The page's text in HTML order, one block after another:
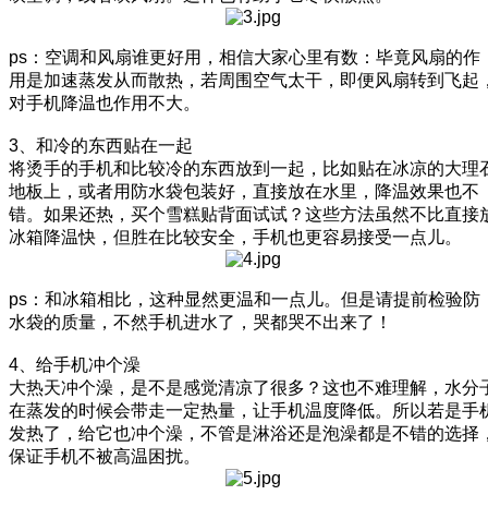
ps：空调和风扇谁更好用，相信大家心里有数：毕竟风扇的作
用是加速蒸发从而散热，若周围空气太干，即便风扇转到飞起
对手机降温也作用不大。
3、和冷的东西贴在一起
将烫手的手机和比较冷的东西放到一起，比如贴在冰凉的大理
地板上，或者用防水袋包装好，直接放在水里，降温效果也不
错。如果还热，买个雪糕贴背面试试？这些方法虽然不比直接
冰箱降温快，但胜在比较安全，手机也更容易接受一点儿。
ps：和冰箱相比，这种显然更温和一点儿。但是请提前检验防
水袋的质量，不然手机进水了，哭都哭不出来了！
4、给手机冲个澡
大热天冲个澡，是不是感觉清凉了很多？这也不难理解，水分
在蒸发的时候会带走一定热量，让手机温度降低。所以若是手
发热了，给它也冲个澡，不管是淋浴还是泡澡都是不错的选择
保证手机不被高温困扰。